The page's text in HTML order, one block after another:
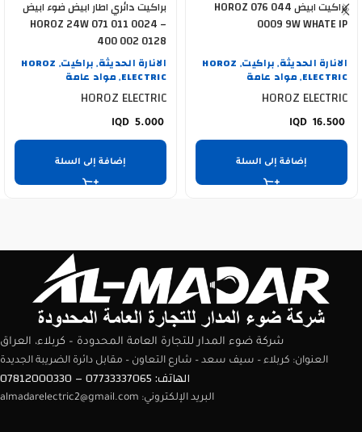
براكيت ابيض HOROZ 076 044
0009 9W WHATE IP
الانارة الحديثة, براكيت,
HOROZ
ELECTRIC
, مواد عامة
HOROZ ELECTRIC
16.500
إضافة إلى السلة
براكيت دائري اطار ابيض ضوء ابيض
HOROZ 24W 071 011 0024 –
400 002 0128
الانارة الحديثة, براكيت,
HOROZ
ELECTRIC
, مواد عامة
HOROZ ELECTRIC
5.000
إضافة إلى السلة
شركة ضوء المدار للتجارة العامة المحدودة – كربلاء، العراق
العنوان: كربلاء – سيف سعد – شارع التعاون – مقابل دائرة الضريبة الجديدة
الهاتف: 07733337065 – 07812000330
البريد الإلكتروني: almadarelectric2@gmail.com